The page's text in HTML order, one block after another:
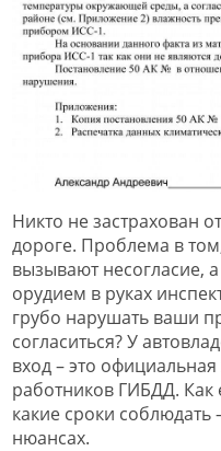
Никто не застрахован
дороге. Проблема в
вызывают несогласие,
орудием в руках
грубо нарушать ваши
согласиться? У
вход – это
работников ГИБДД. Как
какие сроки
нюансах.